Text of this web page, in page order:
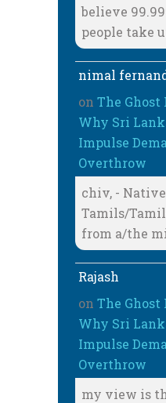
believe
people take
nimal
on The Ghost
Why Sri
Impulse
Overthrow
chiv, -
Tamils/
from a/the
Rajash
on The Ghost
Why Sri
Impulse
Overthrow
my view is